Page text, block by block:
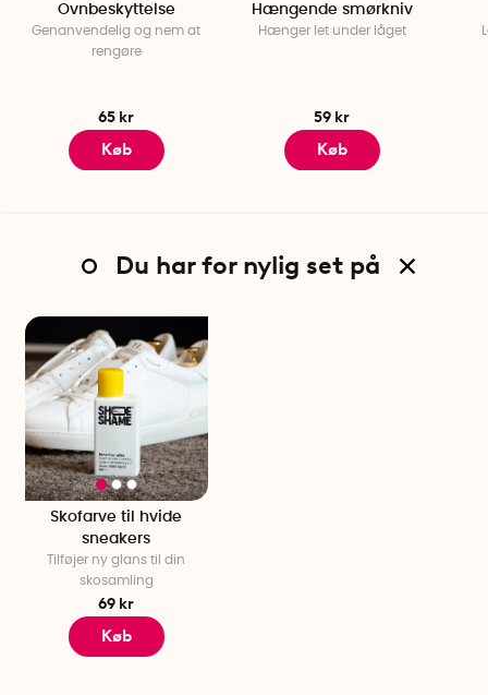
Ovnbeskyttelse
Genanvendelig og nem at
rengøre
65 kr
Køb
Hængende smørkniv
Hænger let under låget
59 kr
Køb
Du har for nylig set på
Skofarve til hvide
sneakers
Tilføjer ny glans til din
skosamling
69 kr
Køb